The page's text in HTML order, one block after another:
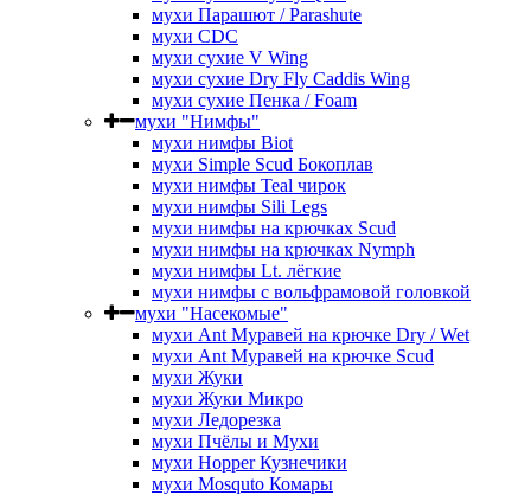
мухи Парашют / Parashute
мухи CDC
мухи сухие V Wing
мухи сухие Dry Fly Caddis Wing
мухи сухие Пенка / Foam
мухи "Нимфы"
мухи нимфы Biot
мухи Simple Scud Бокоплав
мухи нимфы Teal чирок
мухи нимфы Sili Legs
мухи нимфы на крючках Scud
мухи нимфы на крючках Nymph
мухи нимфы Lt. лёгкие
мухи нимфы с вольфрамовой головкой
мухи "Насекомые"
мухи Ant Муравей на крючке Dry / Wet
мухи Ant Муравей на крючке Scud
мухи Жуки
мухи Жуки Микро
мухи Ледорезка
мухи Пчёлы и Мухи
мухи Hopper Кузнечики
мухи Mosquto Комары